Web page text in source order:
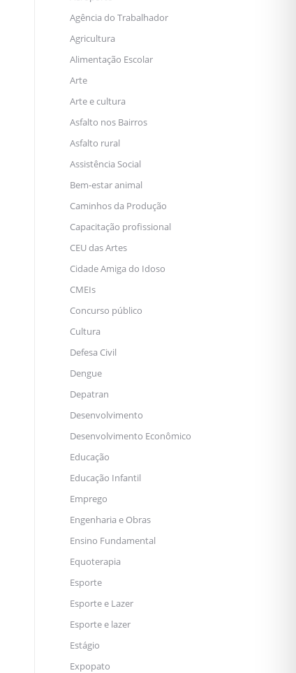
Agência do Trabalhador
Agricultura
Alimentação Escolar
Arte
Arte e cultura
Asfalto nos Bairros
Asfalto rural
Assistência Social
Bem-estar animal
Caminhos da Produção
Capacitação profissional
CEU das Artes
Cidade Amiga do Idoso
CMEIs
Concurso público
Cultura
Defesa Civil
Dengue
Depatran
Desenvolvimento
Desenvolvimento Econômico
Educação
Educação Infantil
Emprego
Engenharia e Obras
Ensino Fundamental
Equoterapia
Esporte
Esporte e Lazer
Esporte e lazer
Estágio
Expopato